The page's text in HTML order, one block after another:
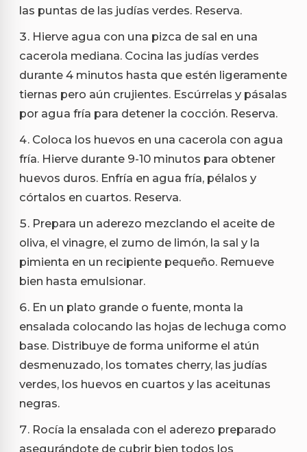
las puntas de las judías verdes. Reserva.
Hierve agua con una pizca de sal en una
cacerola mediana. Cocina las judías verdes
durante 4 minutos hasta que estén ligeramente
tiernas pero aún crujientes. Escúrrelas y pásalas
por agua fría para detener la cocción. Reserva.
Coloca los huevos en una cacerola con agua
fría. Hierve durante 9-10 minutos para obtener
huevos duros. Enfría en agua fría, pélalos y
córtalos en cuartos. Reserva.
Prepara un aderezo mezclando el aceite de
oliva, el vinagre, el zumo de limón, la sal y la
pimienta en un recipiente pequeño. Remueve
bien hasta emulsionar.
En un plato grande o fuente, monta la
ensalada colocando las hojas de lechuga como
base. Distribuye de forma uniforme el atún
desmenuzado, los tomates cherry, las judías
verdes, los huevos en cuartos y las aceitunas
negras.
Rocía la ensalada con el aderezo preparado
asegurándote de cubrir bien todos los